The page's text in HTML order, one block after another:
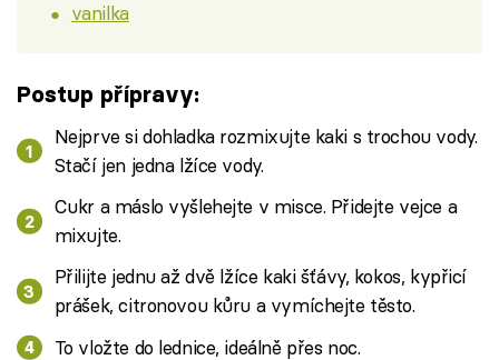
vanilka
Postup přípravy:
Nejprve si dohladka rozmixujte kaki s trochou vody.
Stačí jen jedna lžíce vody.
Cukr a máslo vyšlehejte v misce. Přidejte vejce a
mixujte.
Přilijte jednu až dvě lžíce kaki šťávy, kokos, kypřicí
prášek, citronovou kůru a vymíchejte těsto.
To vložte do lednice, ideálně přes noc.